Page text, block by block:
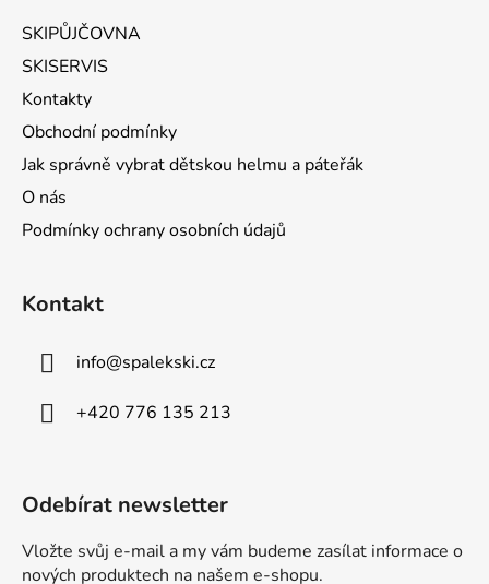
SKIPŮJČOVNA
SKISERVIS
Kontakty
Obchodní podmínky
Jak správně vybrat dětskou helmu a páteřák
O nás
Podmínky ochrany osobních údajů
Kontakt
info@spalekski.cz
+420 776 135 213
Odebírat newsletter
Vložte svůj e-mail a my vám budeme zasílat informace o
nových produktech na našem e-shopu.